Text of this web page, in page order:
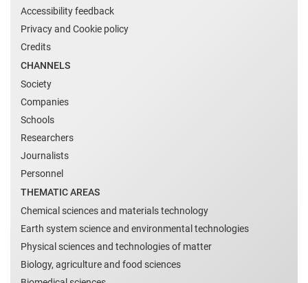
Accessibility feedback
Privacy and Cookie policy
Credits
CHANNELS
Society
Companies
Schools
Researchers
Journalists
Personnel
THEMATIC AREAS
Chemical sciences and materials technology
Earth system science and environmental technologies
Physical sciences and technologies of matter
Biology, agriculture and food sciences